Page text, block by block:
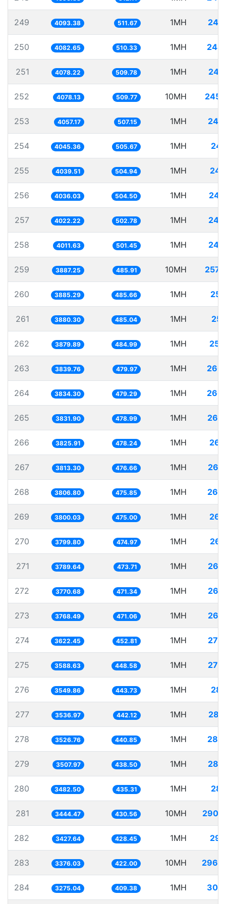
249 4093.38 511.67 1MH
250 4082.65 510.33 1MH
251 4078.22 509.78 1MH
252 4078.13 509.77 10MH
253 4057.17 507.15 1MH
254 4045.36 505.67 1MH
255 4039.51 504.94 1MH
256 4036.03 504.50 1MH
257 4022.22 502.78 1MH
258 4011.63 501.45 1MH
259 3887.25 485.91 10MH
260 3885.29 485.66 1MH
261 3880.30 485.04 1MH
262 3879.89 484.99 1MH
263 3839.76 479.97 1MH
264 3834.30 479.29 1MH
265 3831.90 478.99 1MH
266 3825.91 478.24 1MH
267 3813.30 476.66 1MH
268 3806.80 475.85 1MH
269 3800.03 475.00 1MH
270 3799.80 474.97 1MH
271 3789.64 473.71 1MH
272 3770.68 471.34 1MH
273 3768.49 471.06 1MH
274 3622.45 452.81 1MH
275 3588.63 448.58 1MH
276 3549.86 443.73 1MH
277 3536.97 442.12 1MH
278 3526.76 440.85 1MH
279 3507.97 438.50 1MH
280 3482.50 435.31 1MH
281 3444.47 430.56 10MH
282 3427.64 428.45 1MH
283 3376.03 422.00 10MH
284 3275.04 409.38 1MH